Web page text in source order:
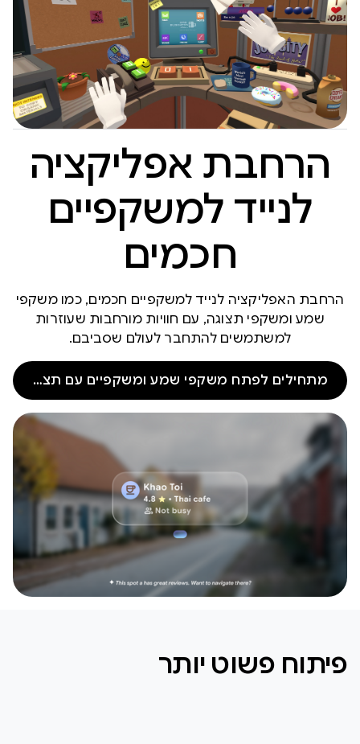
הרחבת אפליקציה
לנייד למשקפיים
חכמים
הרחבת האפליקציה לנייד למשקפיים חכמים, כמו משקפי
שמע ומשקפי תצוגה, עם חוויות מורחבות שעוזרות
למשתמשים להתחבר לעולם שסביבם.
מתחילים לפתח משקפי שמע ומשקפיים עם תצוגה
פיתוח פשוט יותר